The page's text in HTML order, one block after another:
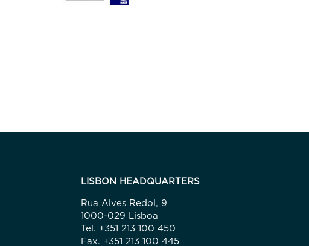
LISBON HEADQUARTERS
Rua Alves Redol, 9
1000-029 Lisboa
Tel. +351 213 100 450
Fax. +351 213 100 445